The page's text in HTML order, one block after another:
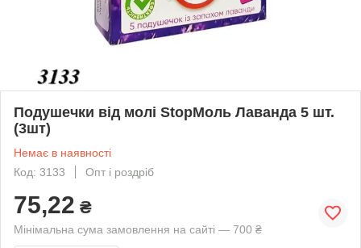
Подушечки від молі StopМоль Лаванда 5 шт.
(3шт)
Немає в наявності
Код: 3133
Опт і роздріб
75,22 ₴
Мінімальна сума замовлення на сайті — 700 ₴